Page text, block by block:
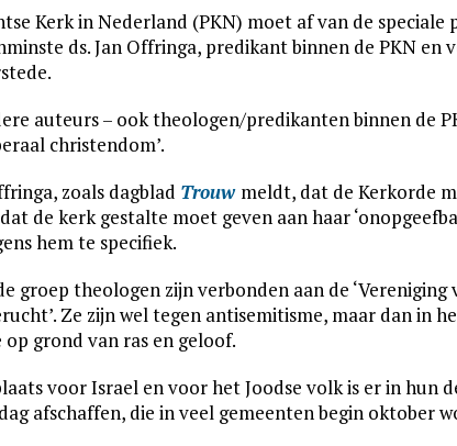
Kerk in Nederland (PKN) moet af van de
ds. Jan Offringa, predikant binnen de PKN en
auteurs – ook theologen/predikanten binnen de
christendom’.
zoals dagblad Trouw meldt, dat de Kerkorde
de kerk gestalte moet geven aan haar
hem te specifiek.
groep theologen zijn verbonden aan de
Ze zijn wel tegen antisemitisme, maar dan in
grond van ras en geloof.
voor Israel en voor het Joodse volk is er in hun
afschaffen, die in veel gemeenten begin oktober